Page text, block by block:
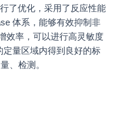
了优化，采用了反应性能
体系，能够有效抑制非
效率，可以进行高灵敏度
定量区域内得到良好的标
、检测。